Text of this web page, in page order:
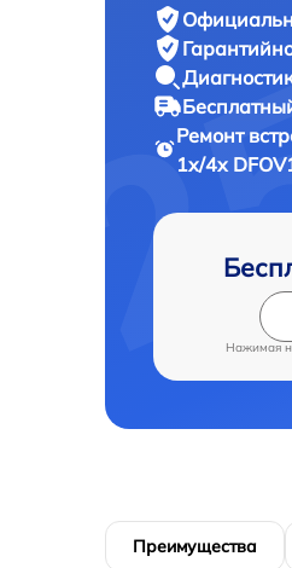
Ремонт
1x/4x
Нажимая
Преимущества